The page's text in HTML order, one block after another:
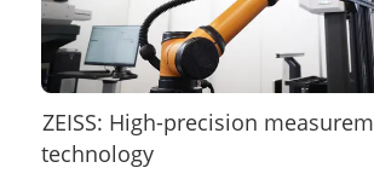
ZEISS: High-precision
technology